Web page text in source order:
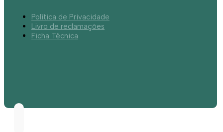
Política de Privacidade
Livro de reclamações
Ficha Técnica